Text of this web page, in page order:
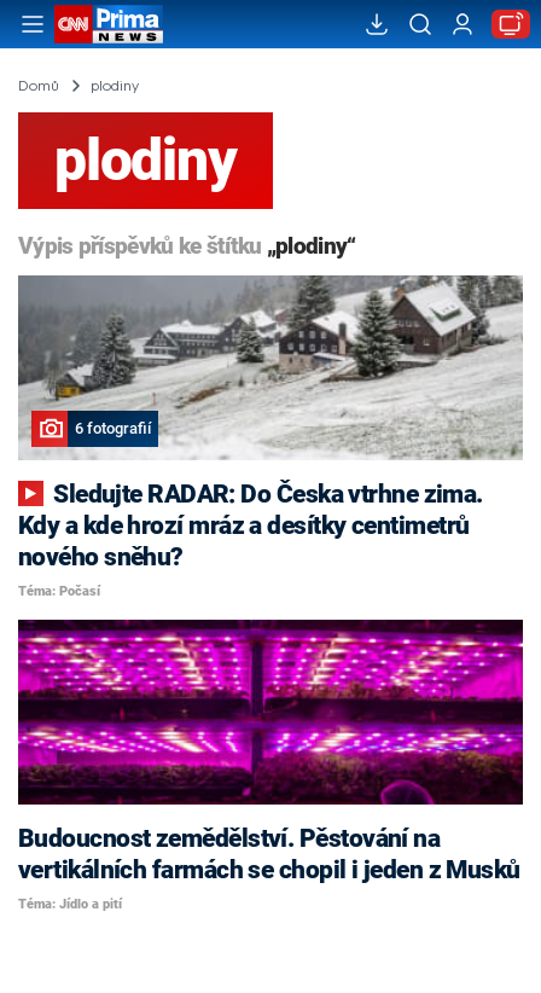
Domů plodiny
plodiny
Výpis příspěvků ke štítku „plodiny“
6 fotografií
Sledujte RADAR: Do Česka vtrhne zima.
Kdy a kde hrozí mráz a desítky centimetrů
nového sněhu?
Téma: Počasí
Budoucnost zemědělství. Pěstování na
vertikálních farmách se chopil i jeden z Musků
Téma: Jídlo a pití